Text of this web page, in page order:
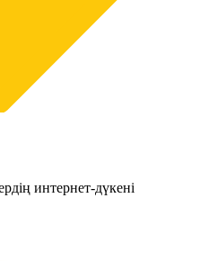
интернет-дүкені